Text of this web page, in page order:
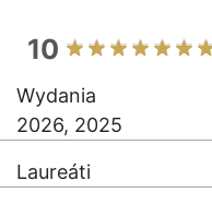
10
Wydania
2026, 2025
Laureáti